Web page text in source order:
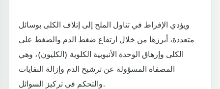
ويؤدي الإفراط في تناول الملح إلى إتلاف الكلى بوسائل
متعددة، أبرزها من خلال ارتفاع ضغط الدم والضغط على
الكلى وإرهاق الوحدة الأنبوبية الكلوية (الكليون)، وهي
المصفاة المسؤولة عن ترشيح الدم وإزالة النفايات
والتحكم في تركيز السوائل.